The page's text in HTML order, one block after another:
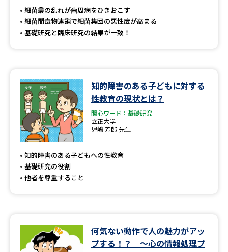
細菌叢の乱れが歯周病をひきおこす
細菌間食物連鎖で細菌集団の悪性度が高まる
基礎研究と臨床研究の結果が一致！
知的障害のある子どもに対する
性教育の現状とは？
関心ワード：基礎研究
立正大学
児嶋 芳郎 先生
知的障害のある子どもへの性教育
基礎研究の役割
他者を尊重すること
何気ない動作で人の魅力がアッ
プする！？ ～心の情報処理プ